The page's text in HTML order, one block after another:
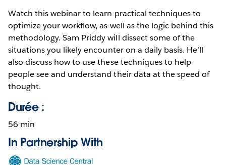
Watch this webinar to learn practical techniques to
optimize your workflow, as well as the logic behind this
methodology. Sam Priddy will dissect some of the
situations you likely encounter on a daily basis. He’ll
also discuss how to use these techniques to help
people see and understand their data at the speed of
thought.
Durée :
56 min
In Partnership With
Opens